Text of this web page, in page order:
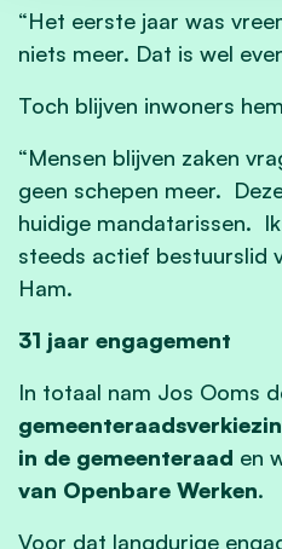
“Het eerste jaar was
niets meer. Dat is wel
Toch blijven inwoners
“Mensen blijven zaken
geen schepen meer.
huidige mandatarissen.
steeds actief bestuurslid
Ham.
31 jaar engagement
In totaal nam Jos Ooms
in de gemeenteraad en
van Openbare Werken.
Voor dat langdurige